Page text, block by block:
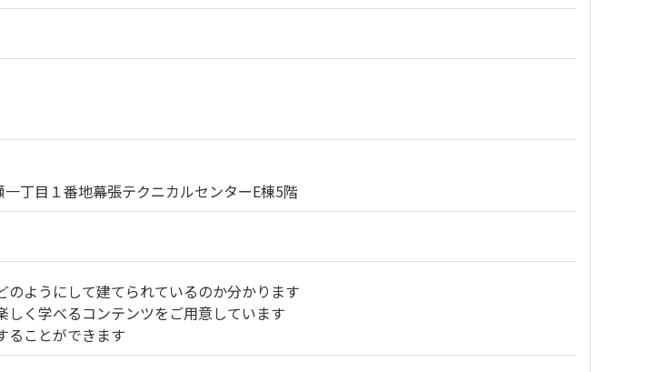
丁目１番地幕張テクニカルセンターE棟5階
のようにして建てられているのか分かります
しく学べるコンテンツをご用意しています
ることができます